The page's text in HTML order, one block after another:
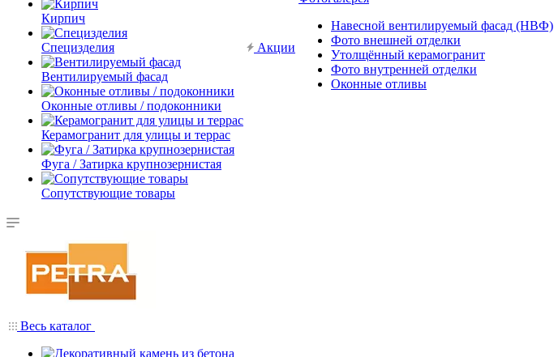
Кирпич
Специзделия
Вентилируемый фасад
Оконные отливы / подоконники
Керамогранит для улицы и террас
Фуга / Затирка крупнозернистая
Сопутствующие товары
Акции
Навесной вентилируемый фасад (НВФ)
Фото внешней отделки
Утолщённый керамогранит
Фото внутренней отделки
Оконные отливы
Весь каталог